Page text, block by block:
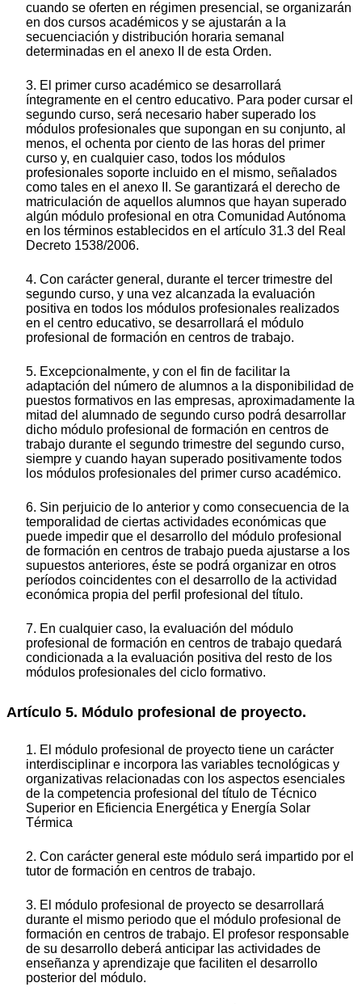
cuando se oferten en régimen presencial, se organizarán
en dos cursos académicos y se ajustarán a la
secuenciación y distribución horaria semanal
determinadas en el anexo II de esta Orden.
3. El primer curso académico se desarrollará
íntegramente en el centro educativo. Para poder cursar el
segundo curso, será necesario haber superado los
módulos profesionales que supongan en su conjunto, al
menos, el ochenta por ciento de las horas del primer
curso y, en cualquier caso, todos los módulos
profesionales soporte incluido en el mismo, señalados
como tales en el anexo II. Se garantizará el derecho de
matriculación de aquellos alumnos que hayan superado
algún módulo profesional en otra Comunidad Autónoma
en los términos establecidos en el artículo 31.3 del Real
Decreto 1538/2006.
4. Con carácter general, durante el tercer trimestre del
segundo curso, y una vez alcanzada la evaluación
positiva en todos los módulos profesionales realizados
en el centro educativo, se desarrollará el módulo
profesional de formación en centros de trabajo.
5. Excepcionalmente, y con el fin de facilitar la
adaptación del número de alumnos a la disponibilidad de
puestos formativos en las empresas, aproximadamente la
mitad del alumnado de segundo curso podrá desarrollar
dicho módulo profesional de formación en centros de
trabajo durante el segundo trimestre del segundo curso,
siempre y cuando hayan superado positivamente todos
los módulos profesionales del primer curso académico.
6. Sin perjuicio de lo anterior y como consecuencia de la
temporalidad de ciertas actividades económicas que
puede impedir que el desarrollo del módulo profesional
de formación en centros de trabajo pueda ajustarse a los
supuestos anteriores, éste se podrá organizar en otros
períodos coincidentes con el desarrollo de la actividad
económica propia del perfil profesional del título.
7. En cualquier caso, la evaluación del módulo
profesional de formación en centros de trabajo quedará
condicionada a la evaluación positiva del resto de los
módulos profesionales del ciclo formativo.
Artículo 5. Módulo profesional de proyecto.
1. El módulo profesional de proyecto tiene un carácter
interdisciplinar e incorpora las variables tecnológicas y
organizativas relacionadas con los aspectos esenciales
de la competencia profesional del título de Técnico
Superior en Eficiencia Energética y Energía Solar
Térmica
2. Con carácter general este módulo será impartido por el
tutor de formación en centros de trabajo.
3. El módulo profesional de proyecto se desarrollará
durante el mismo periodo que el módulo profesional de
formación en centros de trabajo. El profesor responsable
de su desarrollo deberá anticipar las actividades de
enseñanza y aprendizaje que faciliten el desarrollo
posterior del módulo.